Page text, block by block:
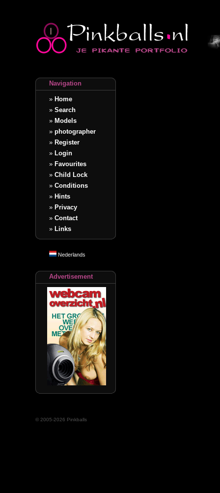
Navigation
» Home
» Search
» Models
» photographer
» Register
» Login
» Favourites
» Child Lock
» Conditions
» Hints
» Privacy
» Contact
» Links
Nederlands
Advertisement
© 2005-2026 Pinkballs